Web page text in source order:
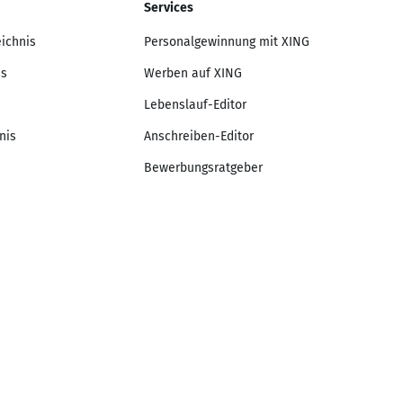
Services
Personalgewinnung mit XING
Werben auf XING
Lebenslauf-Editor
Anschreiben-Editor
Bewerbungsratgeber